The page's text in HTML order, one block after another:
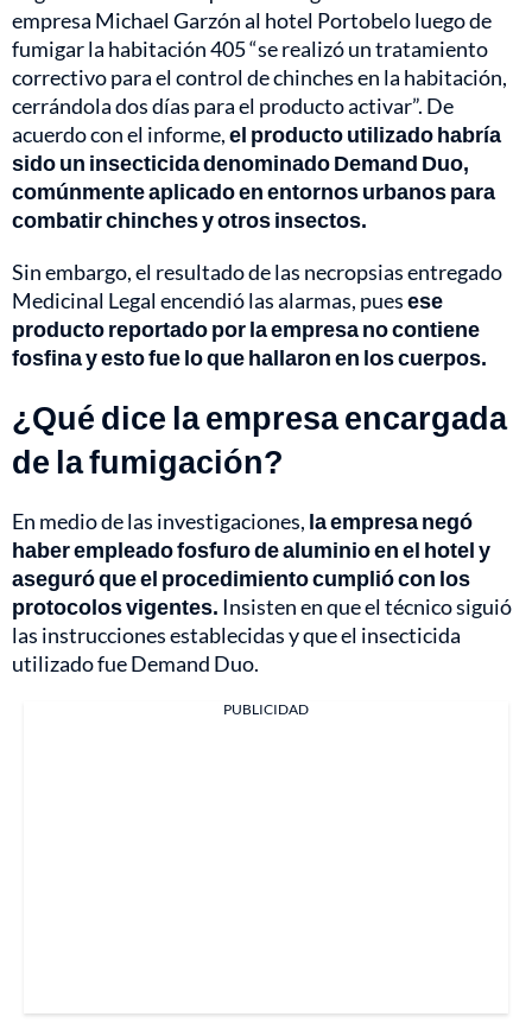
empresa Michael Garzón al hotel Portobelo luego de
fumigar la habitación 405 “se realizó un tratamiento
correctivo para el control de chinches en la habitación,
cerrándola dos días para el producto activar”. De
acuerdo con el informe,el producto utilizado habría
sido un insecticida denominado Demand Duo,
comúnmente aplicado en entornos urbanos para
combatir chinches y otros insectos.
Sin embargo, el resultado de las necropsias entregado
Medicinal Legal encendió las alarmas, puesese
producto reportado por la empresa no contiene
fosfina y esto fue lo que hallaron en los cuerpos.
¿Qué dice la empresa encargada
de la fumigación?
En medio de las investigaciones, la empresa negó
haber empleado fosfuro de aluminio en el hotel y
aseguró que el procedimiento cumplió con los
protocolos vigentes. Insisten en que el técnico siguió
las instrucciones establecidas y que el insecticida
utilizado fue Demand Duo.
PUBLICIDAD